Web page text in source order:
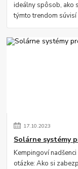
ideálny spôsob, ako
týmto trendom
17.10.2023
Solárne systémy
Kempingoví
otázke: Ako si